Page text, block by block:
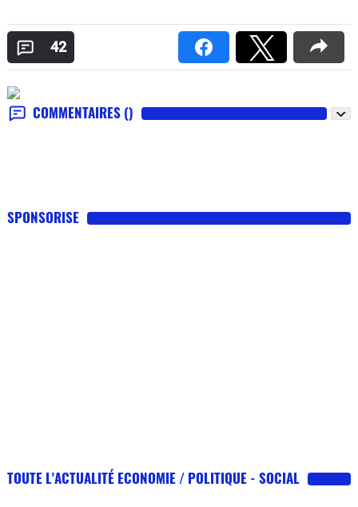
42
COMMENTAIRES ()
SPONSORISE
TOUTE L'ACTUALITÉ ECONOMIE / POLITIQUE - SOCIAL